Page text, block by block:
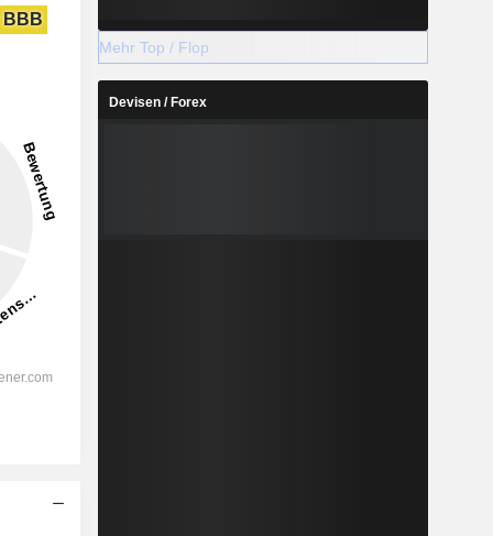
BBB
Mehr Top / Flop
Devisen / Forex